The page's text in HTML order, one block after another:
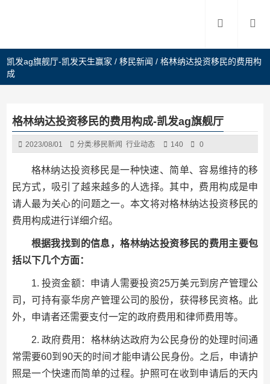
凯发ag旗舰厅-凯发天生赢家 /移民新闻 /格林纳达投资移民的费用构
成
格林纳达投资移民的费用构成-凯发ag旗舰厅
2023/08/01 分类:移民新闻 行业动态 140 0
格林纳达投资移民是一种快速、简单、容易维持的移
民方式，吸引了越来越多的人选择。其中，费用构成是申
请人最为关心的问题之一。本文将对格林纳达投资移民的
费用构成进行详细介绍。
根据我找到的信息，格林纳达投资移民的费用主要包
括以下几个方面：
1. 投资金额：申请人需要投资25万美元到房产管理公
司，可持有豪华房产管理公司的股份，获得移民资格。此
外，申请者还需要支付一定的政府费用和律师费用等。
2. 政府费用：格林纳达政府为公民身份的处理时间通
常需要60到90天的时间才能申请公民身份。之后，申请护
照是一个快速而简单的过程。护照可在收到申请后的天内